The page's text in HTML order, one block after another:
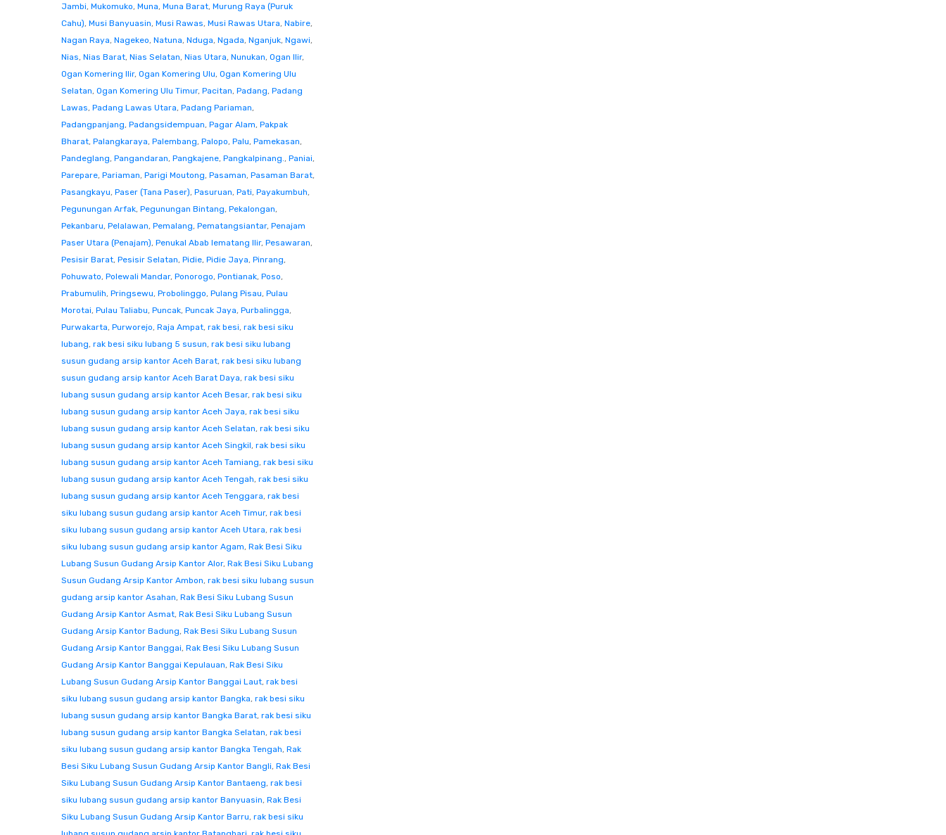
Jambi, Mukomuko, Muna, Muna Barat, Murung Raya (Puruk
Cahu), Musi Banyuasin, Musi Rawas, Musi Rawas Utara, Nabire,
Nagan Raya, Nagekeo, Natuna, Nduga, Ngada, Nganjuk, Ngawi,
Nias, Nias Barat, Nias Selatan, Nias Utara, Nunukan, Ogan Ilir,
Ogan Komering Ilir, Ogan Komering Ulu, Ogan Komering Ulu
Selatan, Ogan Komering Ulu Timur, Pacitan, Padang, Padang
Lawas, Padang Lawas Utara, Padang Pariaman,
Padangpanjang, Padangsidempuan, Pagar Alam, Pakpak
Bharat, Palangkaraya, Palembang, Palopo, Palu, Pamekasan,
Pandeglang, Pangandaran, Pangkajene, Pangkalpinang., Paniai,
Parepare, Pariaman, Parigi Moutong, Pasaman, Pasaman Barat,
Pasangkayu, Paser (Tana Paser), Pasuruan, Pati, Payakumbuh,
Pegunungan Arfak, Pegunungan Bintang, Pekalongan,
Pekanbaru, Pelalawan, Pemalang, Pematangsiantar, Penajam
Paser Utara (Penajam), Penukal Abab lematang Ilir, Pesawaran,
Pesisir Barat, Pesisir Selatan, Pidie, Pidie Jaya, Pinrang,
Pohuwato, Polewali Mandar, Ponorogo, Pontianak, Poso,
Prabumulih, Pringsewu, Probolinggo, Pulang Pisau, Pulau
Morotai, Pulau Taliabu, Puncak, Puncak Jaya, Purbalingga,
Purwakarta, Purworejo, Raja Ampat, rak besi, rak besi siku
lubang, rak besi siku lubang 5 susun, rak besi siku lubang
susun gudang arsip kantor Aceh Barat, rak besi siku lubang
susun gudang arsip kantor Aceh Barat Daya, rak besi siku
lubang susun gudang arsip kantor Aceh Besar, rak besi siku
lubang susun gudang arsip kantor Aceh Jaya, rak besi siku
lubang susun gudang arsip kantor Aceh Selatan, rak besi siku
lubang susun gudang arsip kantor Aceh Singkil, rak besi siku
lubang susun gudang arsip kantor Aceh Tamiang, rak besi siku
lubang susun gudang arsip kantor Aceh Tengah, rak besi siku
lubang susun gudang arsip kantor Aceh Tenggara, rak besi
siku lubang susun gudang arsip kantor Aceh Timur, rak besi
siku lubang susun gudang arsip kantor Aceh Utara, rak besi
siku lubang susun gudang arsip kantor Agam, Rak Besi Siku
Lubang Susun Gudang Arsip Kantor Alor, Rak Besi Siku Lubang
Susun Gudang Arsip Kantor Ambon, rak besi siku lubang susun
gudang arsip kantor Asahan, Rak Besi Siku Lubang Susun
Gudang Arsip Kantor Asmat, Rak Besi Siku Lubang Susun
Gudang Arsip Kantor Badung, Rak Besi Siku Lubang Susun
Gudang Arsip Kantor Banggai, Rak Besi Siku Lubang Susun
Gudang Arsip Kantor Banggai Kepulauan, Rak Besi Siku
Lubang Susun Gudang Arsip Kantor Banggai Laut, rak besi
siku lubang susun gudang arsip kantor Bangka, rak besi siku
lubang susun gudang arsip kantor Bangka Barat, rak besi siku
lubang susun gudang arsip kantor Bangka Selatan, rak besi
siku lubang susun gudang arsip kantor Bangka Tengah, Rak
Besi Siku Lubang Susun Gudang Arsip Kantor Bangli, Rak Besi
Siku Lubang Susun Gudang Arsip Kantor Bantaeng, rak besi
siku lubang susun gudang arsip kantor Banyuasin, Rak Besi
Siku Lubang Susun Gudang Arsip Kantor Barru, rak besi siku